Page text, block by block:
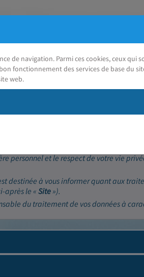
personnel et le respect de votre vie
destinée à vous informer quant aux
après le « Site»).
du traitement de vos données à
de navigation. Parmi ces cookies, ceux qui
fonctionnement des services de base du
web.